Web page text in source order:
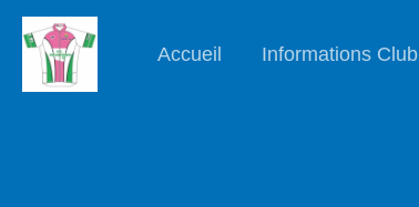
Accueil Informations Club